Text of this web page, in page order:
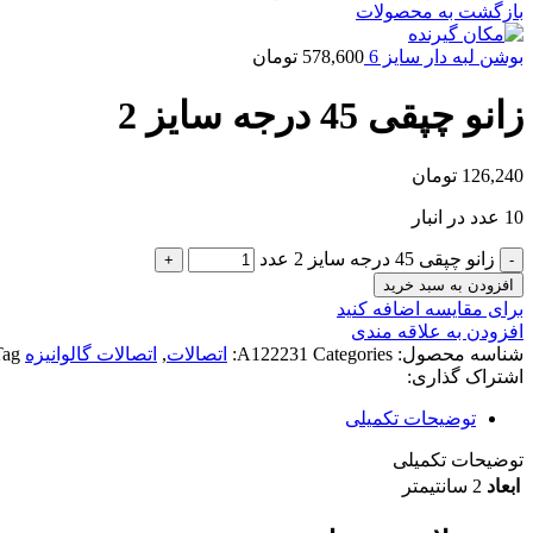
بازگشت به محصولات
بوشن لبه دار سایز 6 578,600 تومان
زانو چپقی 45 درجه سایز 2
126,240 تومان
10 عدد در انبار
زانو چپقی 45 درجه سایز 2 عدد
افزودن به سبد خرید
برای مقایسه اضافه کنید
افزودن به علاقه مندی
شناسه محصول:
A122231 Categories: اتصالات, اتصالات گالوانیزه
اشتراک گذاری:
توضیحات تکمیلی
توضیحات تکمیلی
ابعاد 2 سانتیمتر